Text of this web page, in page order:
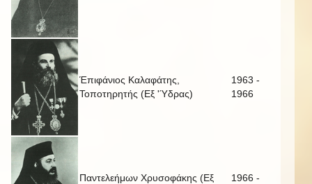
Έπιφάνιος Καλαφάτης,
Τοποτηρητής (Εξ 'Ύδρας)
1963 -
1966
Παντελεήμων Χρυσοφάκης (Εξ
1966 -